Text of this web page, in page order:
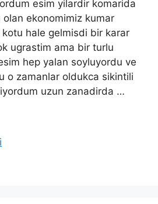
esim yilardir komarida
ekonomimiz kumar
hale gelmisdi bir karar
ugrastim ama bir turlu
hep yalan soyluyordu ve
o zamanlar oldukca sikintili
uzun zanadirda …